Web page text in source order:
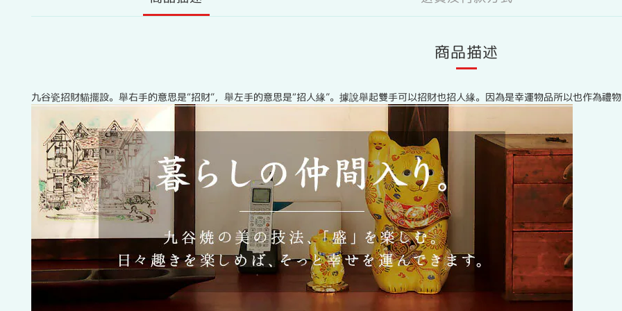
商品描述
九谷瓷招財貓擺設。舉右手的意思是“招財”，舉左手的意思是“招人緣”。據說舉起雙手可以招財也招人緣。因為是幸運物品所以也作為禮